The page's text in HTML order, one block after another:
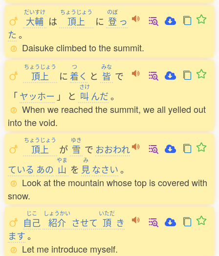
だいすけ
大輔 は
ちょうじょう
頂上 に
のぼ
登 っ
た。
Daisuke climbed to the summit.
ちょうじょう
頂上 に
つ
着く と
みな
皆 で
「ヤッホー 」 と
さけ
叫んだ。
When we reached the summit, we all yelled out
into the void.
ちょうじょう
頂上 が
ゆき
雪 で おおわれ
ている あの
やま
山 を
み
見なさい。
Look at the mountain whose top is covered with
snow.
じこ
自己
しょうかい
紹介 させて
いただ
頂 き
ます。
Let me introduce myself.